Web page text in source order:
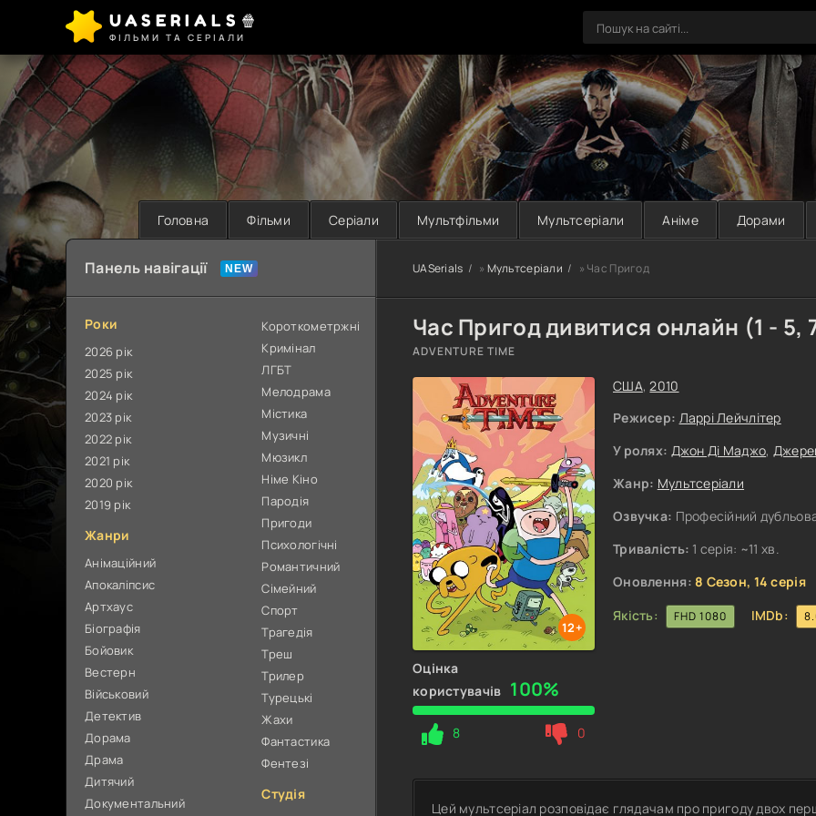
UASERIALS🍿
ФІЛЬМИ ТА СЕРІАЛИ
Головна Фільми Серіали Мультфільми Мультсеріали Аніме Дорами
UASerials » Мультсеріали » Час Пригод
Час Пригод дивитися онлайн (1 - 5,
ADVENTURE TIME
12+
Оцінка
користувачів 100%
8 0
США,2010
Режисер: Ларрі Лейчлітер
У ролях: Джон Ді Маджо,
Жанр: Мультсеріали
Озвучка: Професійний
Тривалість: 1 серія: ~11 хв.
Оновлення: 8 Сезон, 14 серія
Якість:
FHD 1080 IMDb:
Цей мультсеріал розповідає глядачам про пригоду двох
Панель навігації
Роки
2026 рік
2025 рік
2024 рік
2023 рік
2022 рік
2021 рік
2020 рік
2019 рік
Жанри
Анімаційний
Апокаліпсис
Артхаус
Біографія
Бойовик
Вестерн
Військовий
Детектив
Дорама
Драма
Дитячий
Документальний
Короткометржні
Кримінал
ЛГБТ
Мелодрама
Містика
Музичні
Мюзикл
Німе Кіно
Пародія
Пригоди
Психологічні
Романтичний
Сімейний
Спорт
Трагедія
Треш
Трилер
Турецькі
Жахи
Фантастика
Фентезі
Студія